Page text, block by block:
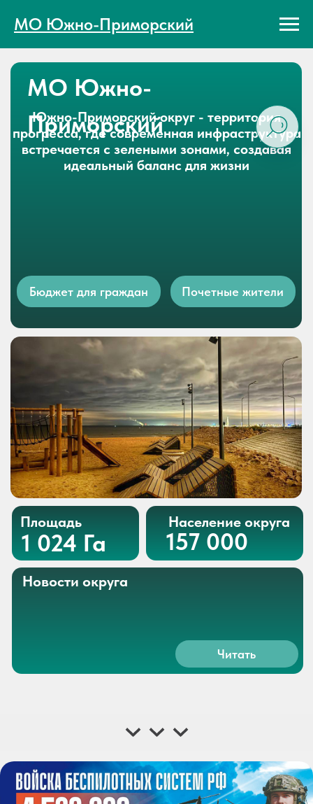
МО Южно-Приморский
Население округа
157 000
МО Южно-
Приморский
1 024 Га
Южно-Приморский округ - территория
прогресса, где современная инфраструктура
идеальный баланс для жизни
Новости округа
Читать